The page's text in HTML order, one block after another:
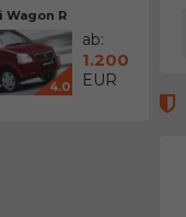
Wagon R
4.0
ab:
1.200
EUR